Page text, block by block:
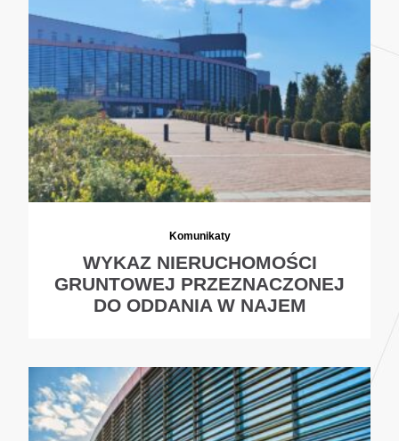
Komunikaty
WYKAZ NIERUCHOMOŚCI
GRUNTOWEJ PRZEZNACZONEJ
DO ODDANIA W NAJEM